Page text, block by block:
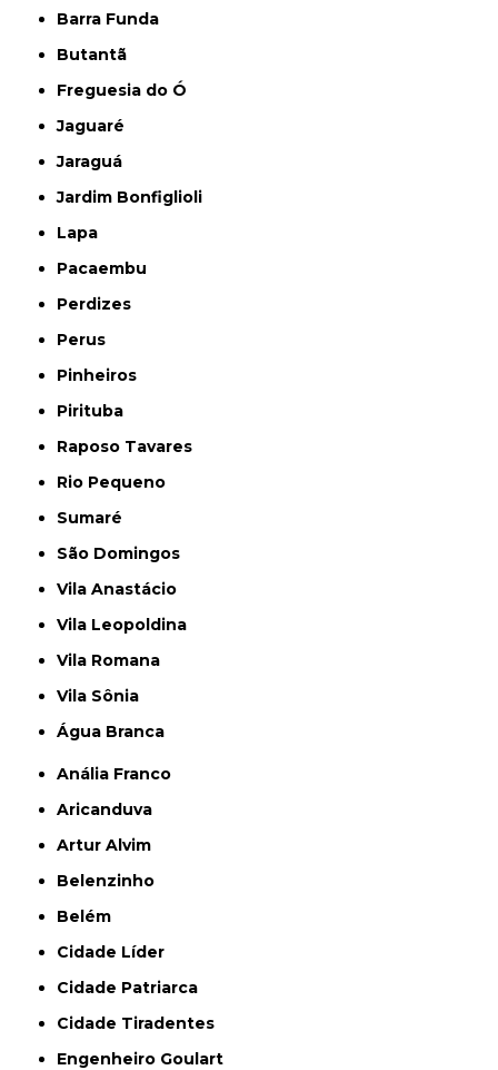
Barra Funda
Butantã
Freguesia do Ó
Jaguaré
Jaraguá
Jardim Bonfiglioli
Lapa
Pacaembu
Perdizes
Perus
Pinheiros
Pirituba
Raposo Tavares
Rio Pequeno
Sumaré
São Domingos
Vila Anastácio
Vila Leopoldina
Vila Romana
Vila Sônia
Água Branca
Anália Franco
Aricanduva
Artur Alvim
Belenzinho
Belém
Cidade Líder
Cidade Patriarca
Cidade Tiradentes
Engenheiro Goulart